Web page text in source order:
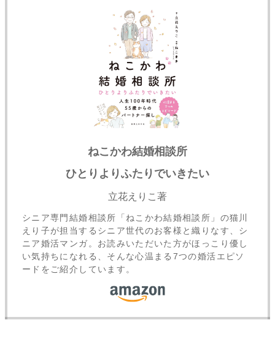
ねこかわ結婚相談所
ひとりよりふたりでいきたい
立花えりこ著
シニア専門結婚相談所「ねこかわ結婚相談所」の猫川
えり子が担当するシニア世代のお客様と織りなす、シ
ニア婚活マンガ。お読みいただいた方がほっこり優し
い気持ちになれる、そんな心温まる7つの婚活エピソ
ードをご紹介しています。